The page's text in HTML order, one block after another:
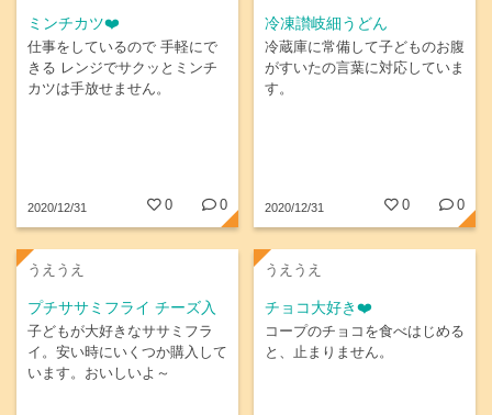
ミンチカツ❤️
仕事をしているので 手軽にで
きる レンジでサクッとミンチ
カツは手放せません。
2020/12/31 0 0
冷凍讃岐細うどん
冷蔵庫に常備して子どものお腹
がすいたの言葉に対応していま
す。
2020/12/31 0 0
うえうえ
プチササミフライ チーズ入
子どもが大好きなササミフラ
イ。安い時にいくつか購入して
います。おいしいよ～
うえうえ
チョコ大好き❤️
コープのチョコを食べはじめる
と、止まりません。